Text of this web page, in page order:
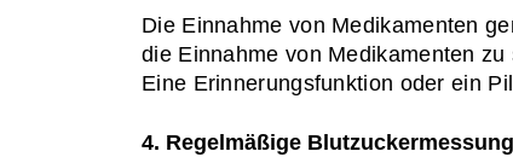
Die Einnahme von Medikamenten
die Einnahme von Medikamenten
Eine Erinnerungsfunktion oder ein
4. Regelmäßige Blutzuckermessung